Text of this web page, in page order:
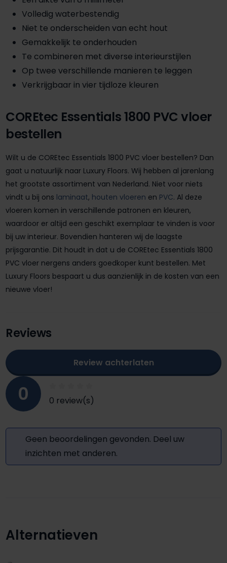
Volledig waterbestendig
Niet te onderscheiden van echt hout
Gemakkelijk te onderhouden
Te combineren met diverse interieurstijlen
Op twee verschillende manieren te leggen
Verkrijgbaar in vier tijdloze kleuren
COREtec Essentials 1800 PVC vloer
bestellen
Wilt u de COREtec Essentials 1800 PVC vloer bestellen? Dan
gaat u natuurlijk naar Luxury Floors. Wij hebben al jarenlang
het grootste assortiment van Nederland. Niet voor niets
vindt u bij ons laminaat, houten vloeren en PVC. Al deze
vloeren komen in verschillende patronen en kleuren,
waardoor er altijd een geschikt exemplaar te vinden is voor
bij uw interieur. Bovendien hanteren wij de laagste
prijsgarantie. Dit houdt in dat u de COREtec Essentials 1800
PVC vloer nergens anders goedkoper kunt bestellen. Met
Luxury Floors bespaart u dus aanzienlijk in de kosten van een
nieuwe vloer!
Reviews
0 0 review(s)
Review achterlaten
Geen beoordelingen gevonden. Deel uw
inzichten met anderen.
Productgalerij overslaan
Alternatieven